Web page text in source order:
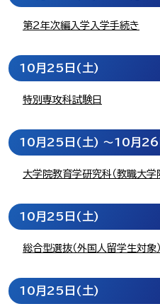
第2年次編入学入学手続き
10月25日 (土)
特別専攻科試験日
10月25日 (土) ～10月26
大学院教育学研究科（教職大学
10月25日 (土)
総合型選抜（外国人留学生対象
10月25日 (土)